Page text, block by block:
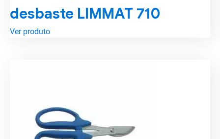
desbaste LIMMAT 710
Ver produto